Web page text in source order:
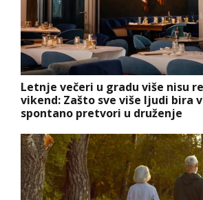
Letnje večeri u gradu više nisu
vikend: Zašto sve više ljudi bira
spontano pretvori u druženje